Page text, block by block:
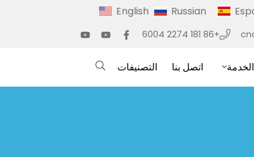
English Russian
+86 181 2274 6004
اتصل بنا التصنيفات